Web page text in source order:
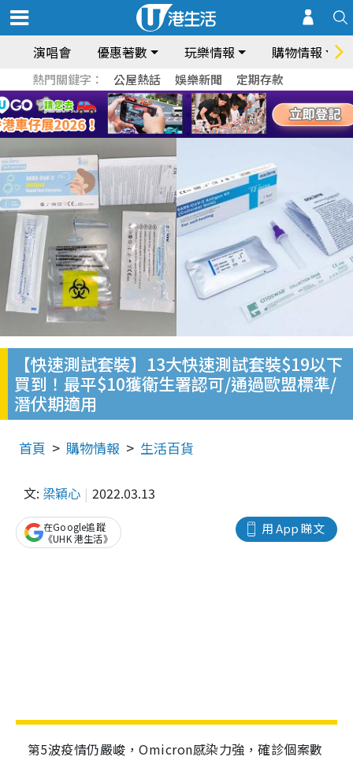
演唱會 優惠著數 玩樂情報 購物情報
熱門關鍵字： 公屋熱話 娛樂新聞 定期存款
【快速測試套裝】13大快速測試套裝$19以下
買到！最平$10獲衛生署認可/通過歐盟標準/
潛伏期適用
首頁 購物情報 生活百貨
文: 梁穎心 2022.03.13
用 App 睇文
在Google追蹤
《UHK 港生活》
第5波疫情仍嚴峻，Omicron感染力強，確診個案數